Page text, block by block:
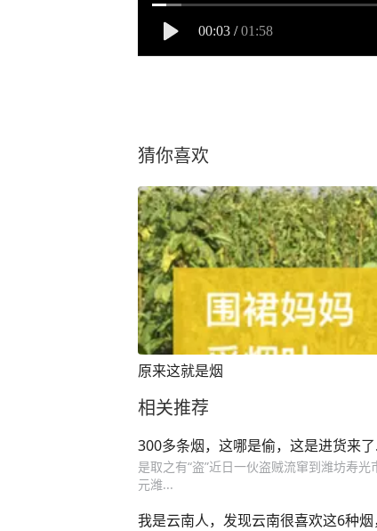
00:03 / 01:58
猜你喜欢
原来这就是烟
相关推荐
300多条烟，这哪是偷，这是进货来了
是取之有“盗”近日一伙盗贼流窜到潍坊寿
元潍...
我是云南人，发现云南很喜欢这6种烟